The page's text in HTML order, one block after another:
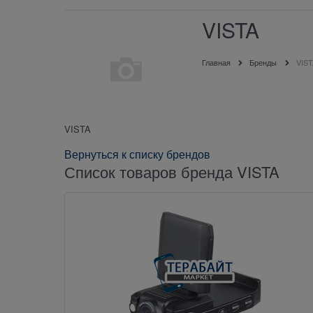
VISTA
Главная Бренды
VISTA
Вернуться к списку брендов
Список товаров бренда VISTA